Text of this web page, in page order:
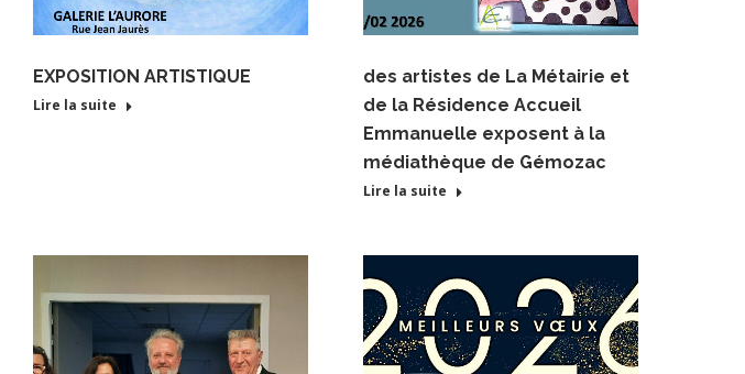
EXPOSITION ARTISTIQUE
Lire la suite
des artistes de La Métairie et
de la Résidence Accueil
Emmanuelle exposent à la
médiathèque de Gémozac
Lire la suite